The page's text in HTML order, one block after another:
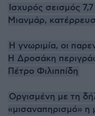
Ισχυρός σεισμός
Μιανμάρ,
Η γνωριμία, οι
Η Δροσάκη
Πέτρο Φιλιππίδη
Οργισμένη με τη
«μισαναπηρισμό»